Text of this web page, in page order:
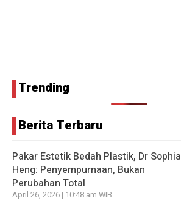
Trending
Berita Terbaru
Pakar Estetik Bedah Plastik, Dr Sophia
Heng: Penyempurnaan, Bukan
Perubahan Total
April 26, 2026 | 10:48 am WIB